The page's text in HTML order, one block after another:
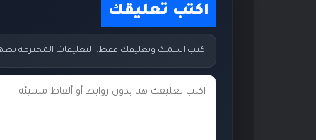
اكتب تعليقك
اكتب اسمك وتعليقك فقط. التعليقات المحترمة تظهر
ت